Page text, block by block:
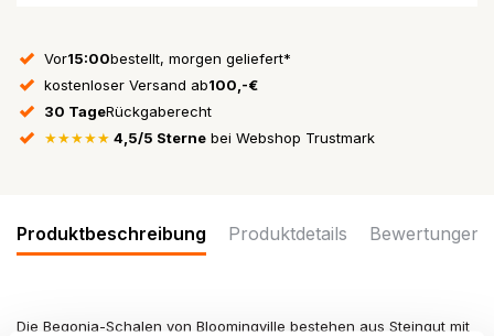
Vor15:00bestellt, morgen geliefert*
kostenloser Versand ab100,-€
30 TageRückgaberecht
★★★★★ 4,5/5 Sterne bei Webshop Trustmark
Produktbeschreibung Produktdetails Bewertungen
Die Begonia-Schalen von Bloomingville bestehen aus Steingut mit